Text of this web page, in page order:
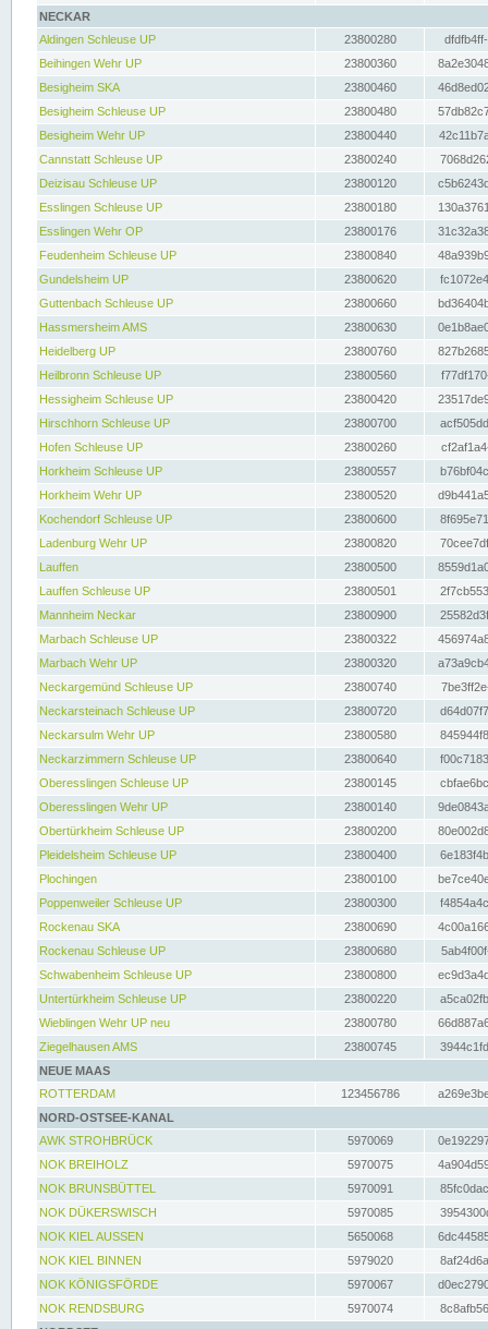
NECKAR
Aldingen Schleuse UP
23800280
Beihingen Wehr UP
23800360
Besigheim SKA
23800460
Besigheim Schleuse UP
23800480
Besigheim Wehr UP
23800440
Cannstatt Schleuse UP
23800240
Deizisau Schleuse UP
23800120
Esslingen Schleuse UP
23800180
Esslingen Wehr OP
23800176
Feudenheim Schleuse UP
23800840
Gundelsheim UP
23800620
Guttenbach Schleuse UP
23800660
Hassmersheim AMS
23800630
Heidelberg UP
23800760
Heilbronn Schleuse UP
23800560
Hessigheim Schleuse UP
23800420
Hirschhorn Schleuse UP
23800700
Hofen Schleuse UP
23800260
Horkheim Schleuse UP
23800557
Horkheim Wehr UP
23800520
Kochendorf Schleuse UP
23800600
Ladenburg Wehr UP
23800820
Lauffen
23800500
Lauffen Schleuse UP
23800501
Mannheim Neckar
23800900
Marbach Schleuse UP
23800322
Marbach Wehr UP
23800320
Neckargemünd Schleuse UP
23800740
Neckarsteinach Schleuse UP
23800720
Neckarsulm Wehr UP
23800580
Neckarzimmern Schleuse UP
23800640
Oberesslingen Schleuse UP
23800145
Oberesslingen Wehr UP
23800140
Obertürkheim Schleuse UP
23800200
Pleidelsheim Schleuse UP
23800400
Plochingen
23800100
Poppenweiler Schleuse UP
23800300
Rockenau SKA
23800690
Rockenau Schleuse UP
23800680
Schwabenheim Schleuse UP
23800800
Untertürkheim Schleuse UP
23800220
Wieblingen Wehr UP neu
23800780
Ziegelhausen AMS
23800745
NEUE MAAS
ROTTERDAM
123456786
NORD-OSTSEE-KANAL
AWK STROHBRÜCK
5970069
NOK BREIHOLZ
5970075
NOK BRUNSBÜTTEL
5970091
NOK DÜKERSWISCH
5970085
NOK KIEL AUSSEN
5650068
NOK KIEL BINNEN
5979020
NOK KÖNIGSFÖRDE
5970067
NOK RENDSBURG
5970074